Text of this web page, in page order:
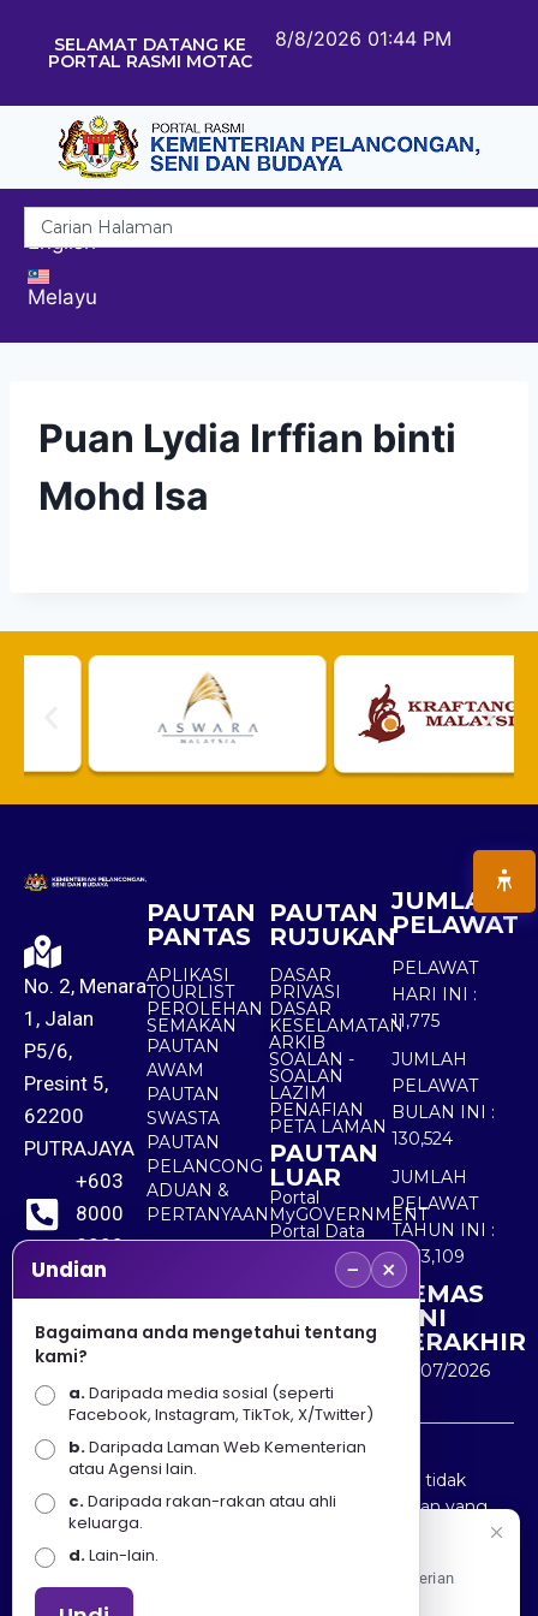
SELAMAT DATANG KE
PORTAL RASMI MOTAC
8/8/2026 01:44 PM
English
Melayu
Puan Lydia Irffian binti
Mohd Isa
No. 2, Menara
1, Jalan
P5/6,
Presint 5,
62200
PUTRAJAYA
+603
8000
8000
+603
8891
7100
PAUTAN
PANTAS
APLIKASI
TOURLIST
PEROLEHAN
SEMAKAN
PAUTAN
AWAM
PAUTAN
SWASTA
PAUTAN
PELANCONG
ADUAN &
PERTANYAAN
PAUTAN
RUJUKAN
DASAR
PRIVASI
DASAR
KESELAMATAN
ARKIB
SOALAN -
SOALAN
LAZIM
PENAFIAN
PETA LAMAN
PAUTAN
LUAR
Portal
MyGOVERNMENT
Portal Data
Terbuka
Sektor Awam
JUMLAH
PELAWAT
PELAWAT
HARI INI :
11,775
JUMLAH
PELAWAT
BULAN INI :
130,524
JUMLAH
PELAWAT
TAHUN INI :
5,533,109
KEMAS
KINI
TERAKHIR
30/07/2026
Penafian : Kerajaan Malaysia dan Kementerian
Pelancongan Seni dan Budaya (MOTAC) adalah tidak
bertanggungjawab atas kehilangan atau kerugian yang
disebabkan oleh penggunaan mana-mana maklumat
yang diperolehi dari portal ini.
Undian − ×
Bagaimana anda mengetahui tentang
kami?
a.Daripada media sosial (seperti
Facebook, Instagram, TikTok, X/Twitter)
b.Daripada Laman Web Kementerian
atau Agensi lain.
c.Daripada rakan-rakan atau ahli
keluarga.
d.Lain-lain.
Apa Khabar! Selamat datang ke Portal Rasmi Kementerian
Pelancongan, Seni dan Budaya